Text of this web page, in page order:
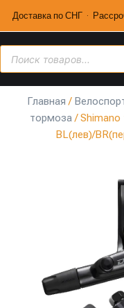
Доставка по СНГ ·
Главная /
тормоза/
BL(лев)/